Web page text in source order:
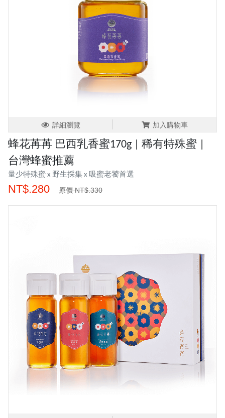
詳細瀏覽 加入購物車
蜂花苒苒 巴西乳香蜜170g | 稀有特殊蜜 |
台灣蜂蜜推薦
量少特殊蜜 x 野生採集 x 吸蜜老饕首選
NT$.280 原價 NT$.330